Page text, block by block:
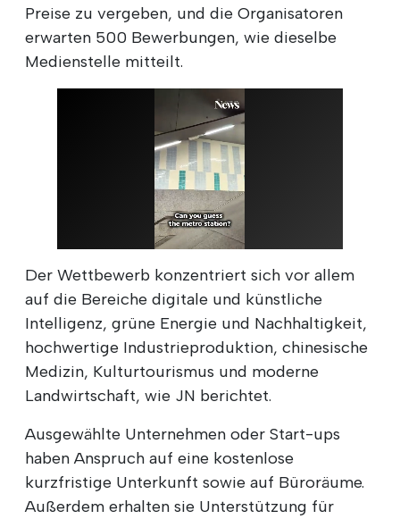
Preise zu vergeben, und die Organisatoren
erwarten 500 Bewerbungen, wie dieselbe
Medienstelle mitteilt.
Der Wettbewerb konzentriert sich vor allem
auf die Bereiche digitale und künstliche
Intelligenz, grüne Energie und Nachhaltigkeit,
hochwertige Industrieproduktion, chinesische
Medizin, Kulturtourismus und moderne
Landwirtschaft, wie JN berichtet.
Ausgewählte Unternehmen oder Start-ups
haben Anspruch auf eine kostenlose
kurzfristige Unterkunft sowie auf Büroräume.
Außerdem erhalten sie Unterstützung für